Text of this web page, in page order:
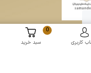
کاربری
0
سبد خرید